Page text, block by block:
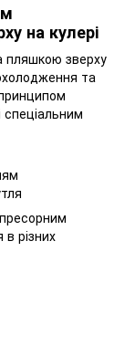
на кулері
пляшкою зверху
та
різних